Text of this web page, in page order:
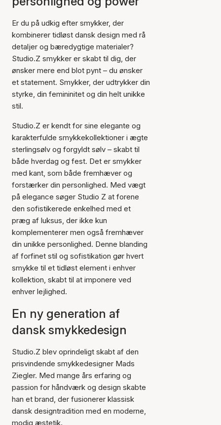
Er du på udkig efter smykker, der
kombinerer tidløst dansk design med rå
detaljer og bæredygtige materialer?
Studio.Z smykker er skabt til dig, der
ønsker mere end blot pynt – du ønsker
et statement. Smykker, der udtrykker din
styrke, din femininitet og din helt unikke
stil.
Studio.Z er kendt for sine elegante og
karakterfulde smykkekollektioner i ægte
sterlingsølv og forgyldt sølv – skabt til
både hverdag og fest. Det er smykker
med kant, som både fremhæver og
forstærker din personlighed. Med vægt
på elegance søger Studio Z at forene
den sofistikerede enkelhed med et
præg af luksus, der ikke kun
komplementerer men også fremhæver
din unikke personlighed. Denne blanding
af forfinet stil og sofistikation gør hvert
smykke til et tidløst element i enhver
kollektion, skabt til at imponere ved
enhver lejlighed.
En ny generation af
dansk smykkedesign
Studio.Z blev oprindeligt skabt af den
prisvindende smykkedesigner Mads
Ziegler. Med mange års erfaring og
passion for håndværk og design skabte
han et brand, der fusionerer klassisk
dansk designtradition med en moderne,
modig æstetik.